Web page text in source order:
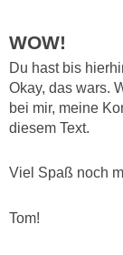
WOW!
Du hast bis
Okay, das wars.
bei mir, meine
diesem Text.
Viel Spaß noch
Tom!